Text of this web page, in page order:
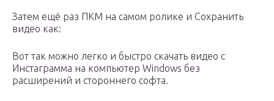
Затем ещё раз ПКМ на самом ролике и Сохранить
видео как:
Вот так можно легко и быстро скачать видео с
Инстаграмма на компьютер Windows без
расширений и стороннего софта.